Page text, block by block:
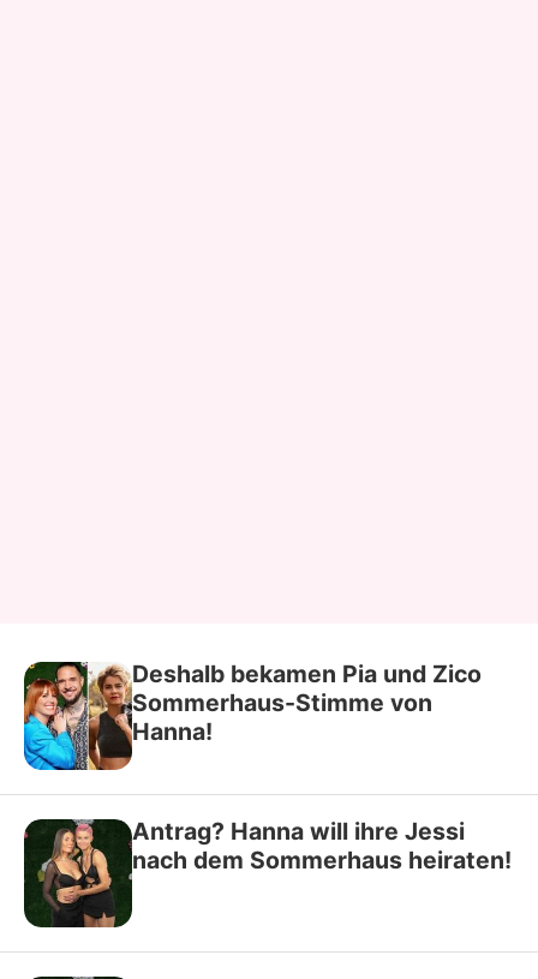
Deshalb bekamen Pia und Zico
Sommerhaus-Stimme von
Hanna!
Antrag? Hanna will ihre Jessi
nach dem Sommerhaus heiraten!